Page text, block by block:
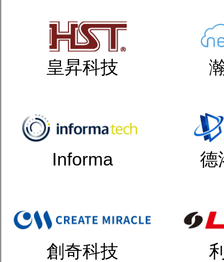
皇昇科技
Informa 德
創奇科技